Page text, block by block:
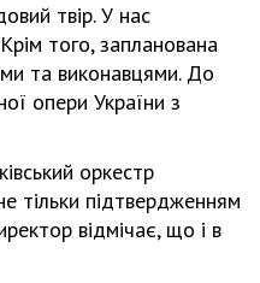
твір. У нас
того, запланована
та виконавцями. До
опери України з
оркестр
тільки підтвердженням
відмічає, що і в